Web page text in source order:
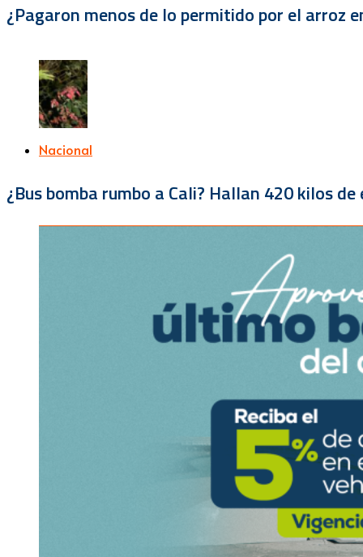
¿Pagaron menos de lo permitido por el arroz
Nacional
¿Bus bomba rumbo a Cali? Hallan 420 kilos